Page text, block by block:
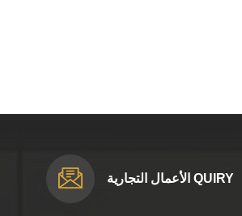
الأعمال التجارية QUIRY